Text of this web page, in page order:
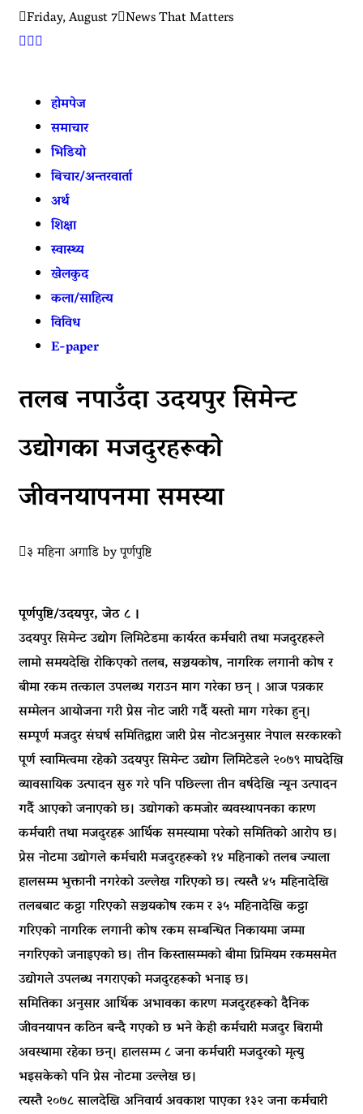
Friday, August 7 News That Matters
होमपेज
समाचार
भिडियो
बिचार/अन्तरवार्ता
अर्थ
शिक्षा
स्वास्थ्य
खेलकुद
कला/साहित्य
विविध
E-paper
तलब नपाउँदा उदयपुर सिमेन्ट
उद्योगका मजदुरहरूको
जीवनयापनमा समस्या
३ महिना अगाडिbyपूर्णपुष्टि
पूर्णपुष्टि/उदयपुर, जेठ ८ ।
उदयपुर सिमेन्ट उद्योग लिमिटेडमा कार्यरत कर्मचारी तथा मजदुरहरूले
लामो समयदेखि रोकिएको तलब, सञ्चयकोष, नागरिक लगानी कोष र
बीमा रकम तत्काल उपलब्ध गराउन माग गरेका छन् । आज पत्रकार
सम्मेलन आयोजना गरी प्रेस नोट जारी गर्दै यस्तो माग गरेका हुन्।
सम्पूर्ण मजदुर संघर्ष समितिद्वारा जारी प्रेस नोटअनुसार नेपाल सरकारको
पूर्ण स्वामित्वमा रहेको उदयपुर सिमेन्ट उद्योग लिमिटेडले २०७९ माघदेखि
व्यावसायिक उत्पादन सुरु गरे पनि पछिल्ला तीन वर्षदेखि न्यून उत्पादन
गर्दै आएको जनाएको छ। उद्योगको कमजोर व्यवस्थापनका कारण
कर्मचारी तथा मजदुरहरू आर्थिक समस्यामा परेको समितिको आरोप छ।
प्रेस नोटमा उद्योगले कर्मचारी मजदुरहरूको १४ महिनाको तलब ज्याला
हालसम्म भुक्तानी नगरेको उल्लेख गरिएको छ। त्यस्तै ४५ महिनादेखि
तलबबाट कट्टा गरिएको सञ्चयकोष रकम र ३५ महिनादेखि कट्टा
गरिएको नागरिक लगानी कोष रकम सम्बन्धित निकायमा जम्मा
नगरिएको जनाइएको छ। तीन किस्तासम्मको बीमा प्रिमियम रकमसमेत
उद्योगले उपलब्ध नगराएको मजदुरहरूको भनाइ छ।
समितिका अनुसार आर्थिक अभावका कारण मजदुरहरूको दैनिक
जीवनयापन कठिन बन्दै गएको छ भने केही कर्मचारी मजदुर बिरामी
अवस्थामा रहेका छन्। हालसम्म ८ जना कर्मचारी मजदुरको मृत्यु
भइसकेको पनि प्रेस नोटमा उल्लेख छ।
त्यस्तै २०७८ सालदेखि अनिवार्य अवकाश पाएका १३२ जना कर्मचारी